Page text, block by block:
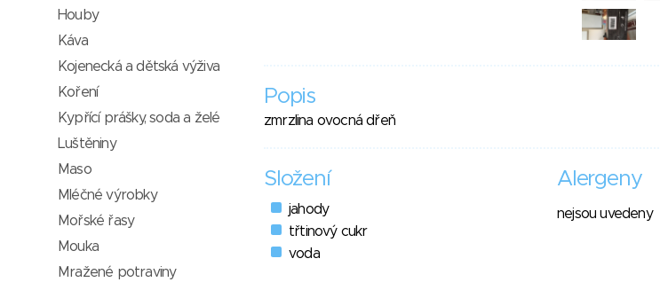
Popis
zmrzlina ovocná dřeň
Složení
jahody
třtinový cukr
voda
Alergeny
nejsou uvedeny
Houby
Káva
Kojenecká a dětská výživa
Koření
Kypřící prášky, soda a želé
Luštěniny
Maso
Mléčné výrobky
Mořské řasy
Mouka
Mražené potraviny